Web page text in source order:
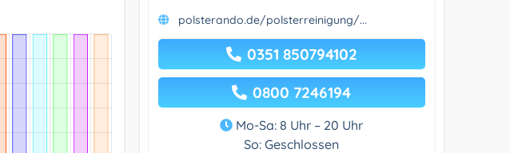
polsterando.de/polsterreinigung/...
0351 850794102
0800 7246194
Mo-Sa: 8 Uhr – 20 Uhr
So: Geschlossen